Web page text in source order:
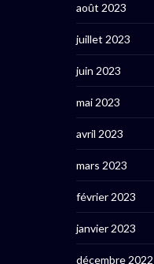
août 2023
juillet 2023
juin 2023
mai 2023
avril 2023
mars 2023
février 2023
janvier 2023
décembre 2022